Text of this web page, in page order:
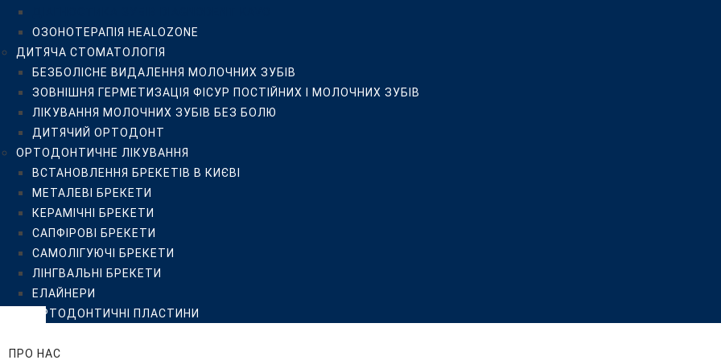
САМОЛІГУЮЧІ БРЕКЕТИ
ЛІНГВАЛЬНІ БРЕКЕТИ
ЕЛАЙНЕРИ
ОРТОДОНТИЧНІ ПЛАСТИНИ
ЦІНИ
ПРО НАС
КЛІНІКА ISTOMATOLOG
КОМАНДА
ВІДГУКИ
ПРИКЛАДИ РОБІТ
БЛОГ
FAQ
ПАЦІЄНТУ
РЕКОМЕНДАЦІЇ
РЕКОМЕНДАЦІЇ ПІСЛЯ ПРОФЕСІЙНОЇ ГІГІЄНИ, ВІДБІЛЮВАННЯ, ВСТАНОВЛЕННЯ КЕРАМІЧНИХ ВІНІРІВ ТА
ОЗОНОТЕРАПІЯ HEALOZONE
ДИТЯЧА СТОМАТОЛОГІЯ
БЕЗБОЛІСНЕ ВИДАЛЕННЯ МОЛОЧНИХ ЗУБІВ
ЗОВНІШНЯ ГЕРМЕТИЗАЦІЯ ФІСУР ПОСТІЙНИХ І МОЛОЧНИХ ЗУБІВ
ЛІКУВАННЯ МОЛОЧНИХ ЗУБІВ БЕЗ БОЛЮ
ДИТЯЧИЙ ОРТОДОНТ
ОРТОДОНТИЧНЕ ЛІКУВАННЯ
ВСТАНОВЛЕННЯ БРЕКЕТІВ В КИЄВІ
МЕТАЛЕВІ БРЕКЕТИ
КЕРАМІЧНІ БРЕКЕТИ
САПФІРОВІ БРЕКЕТИ
САМОЛІГУЮЧІ БРЕКЕТИ
ЛІНГВАЛЬНІ БРЕКЕТИ
ЕЛАЙНЕРИ
ОРТОДОНТИЧНІ ПЛАСТИНИ
ПРО НАС